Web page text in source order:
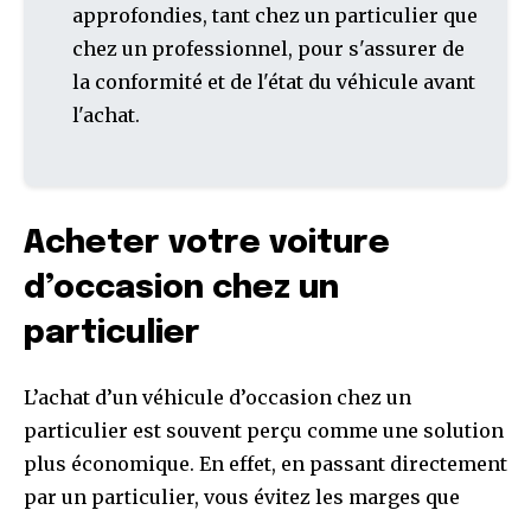
approfondies, tant chez un particulier que
chez un professionnel, pour s'assurer de
la conformité et de l'état du véhicule avant
l'achat.
Acheter votre voiture
d’occasion chez un
particulier
L’achat d’un véhicule d’occasion chez un
particulier est souvent perçu comme une solution
plus économique. En effet, en passant directement
par un particulier, vous évitez les marges que